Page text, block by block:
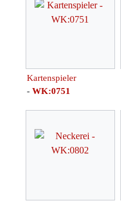
Kartenspieler
- WK:0751